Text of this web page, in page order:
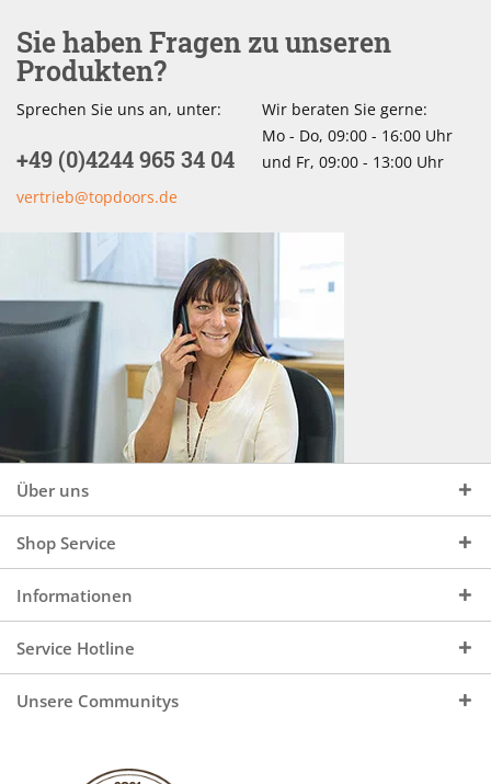
Sie haben Fragen zu unseren
Produkten?
Sprechen Sie uns an, unter:
+49 (0)4244 965 34 04
vertrieb@topdoors.de
Wir beraten Sie gerne:
Mo - Do, 09:00 - 16:00 Uhr
und Fr, 09:00 - 13:00 Uhr
Über uns
Shop Service
Informationen
Service Hotline
Unsere Communitys